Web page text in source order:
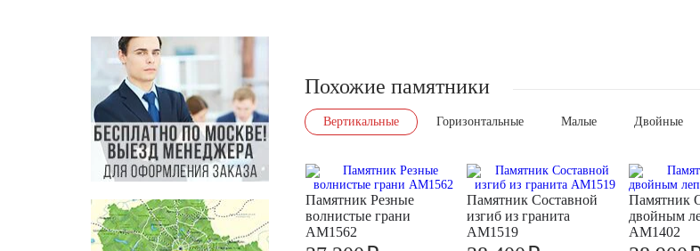
Похожие памятники
Вертикальные Горизонтальные Малые Двойные
Памятник Резные
волнистые грани
AM1562
Памятник Составной
изгиб из гранита
AM1519
Памятник
двойным
AM1402